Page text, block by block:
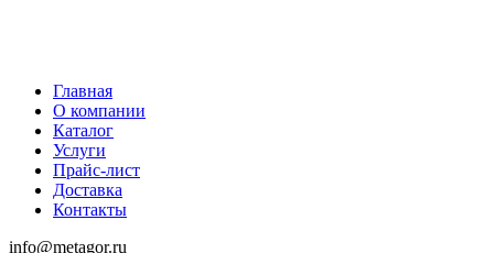
Главная
О компании
Каталог
Услуги
Прайс-лист
Доставка
Контакты
info@metagor.ru